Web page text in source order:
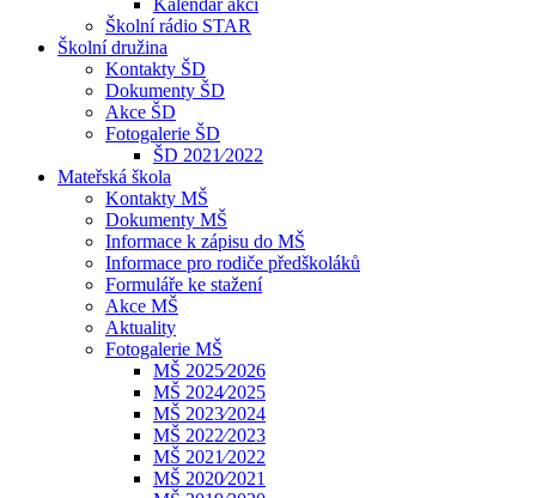
Kalendář akcí
Školní rádio STAR
Školní družina
Kontakty ŠD
Dokumenty ŠD
Akce ŠD
Fotogalerie ŠD
ŠD 2021⁄2022
Mateřská škola
Kontakty MŠ
Dokumenty MŠ
Informace k zápisu do MŠ
Informace pro rodiče předškoláků
Formuláře ke stažení
Akce MŠ
Aktuality
Fotogalerie MŠ
MŠ 2025⁄2026
MŠ 2024⁄2025
MŠ 2023⁄2024
MŠ 2022⁄2023
MŠ 2021⁄2022
MŠ 2020⁄2021